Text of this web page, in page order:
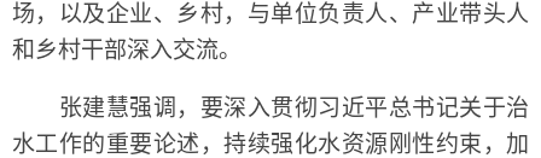
场，以及企业、乡村，与单位负责人、产业带头人
和乡村干部深入交流。
张建慧强调，要深入贯彻习近平总书记关于治
水工作的重要论述，持续强化水资源刚性约束，加